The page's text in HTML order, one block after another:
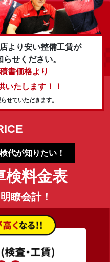
より安い整備工賃が
せください。
書価格より
いたします！！
せていただきます。
代が知りたい！
検料金表
瞭会計！